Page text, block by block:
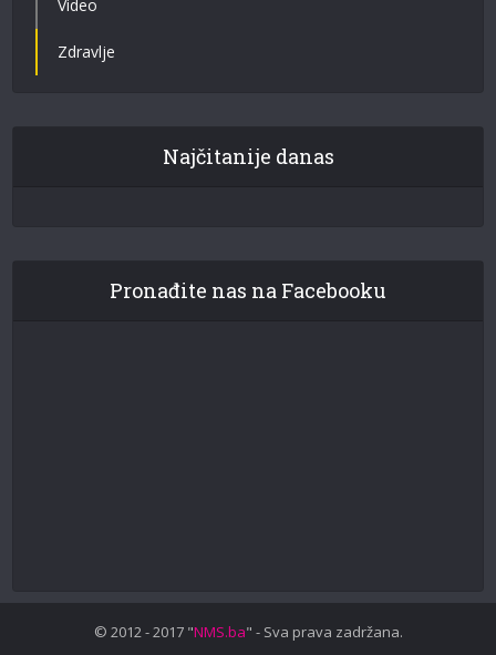
Video
Zdravlje
Najčitanije danas
Pronađite nas na Facebooku
© 2012 - 2017 "NMS.ba" - Sva prava zadržana.